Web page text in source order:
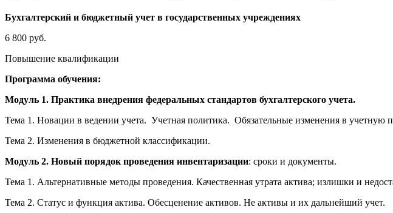
Бухгалтерский и бюджетный учет в государственных учреждениях
6 800 руб.
Повышение квалификации
Программа обучения:
Модуль 1. Практика внедрения федеральных стандартов бухгалтерского учета.
Тема 1. Новации в ведении учета. Учетная политика. Обязательные изменения в учетную
Тема 2. Изменения в бюджетной классификации.
Модуль 2. Новый порядок проведения инвентаризации: сроки и документы.
Тема 1. Альтернативные методы проведения. Качественная утрата актива; излишки и
Тема 2. Статус и функция актива. Обесценение активов. Не активы и их дальнейший учет.